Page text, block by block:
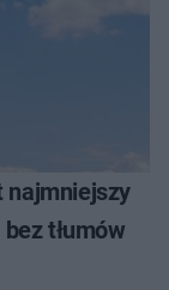
najmniejszy
tłumów